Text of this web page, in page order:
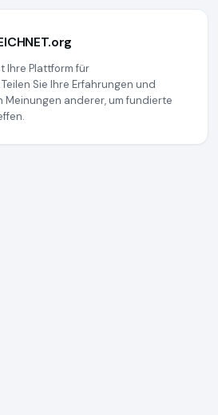
Ihre Plattform für
Sie Ihre Erfahrungen und
Meinungen anderer, um fundierte